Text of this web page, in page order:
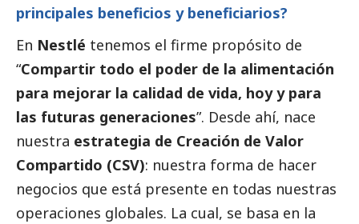
principales beneficios y beneficiarios?
En Nestlé tenemos el firme propósito de
“Compartir todo el poder de la alimentación
para mejorar la calidad de vida, hoy y para
las futuras generaciones”. Desde ahí, nace
nuestra estrategia de Creación de Valor
Compartido (CSV): nuestra forma de hacer
negocios que está presente en todas nuestras
operaciones globales. La cual, se basa en la